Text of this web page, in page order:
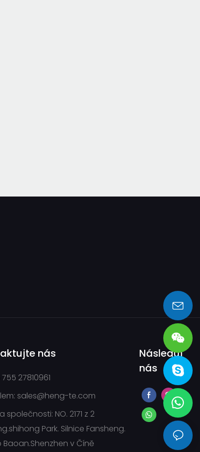
nás
27810961
sales@heng-te.com
společnosti: NO. 2171 z 2
Park. Silnice Fansheng.
Baoan.Shenzhen v Číně
Následuj
nás